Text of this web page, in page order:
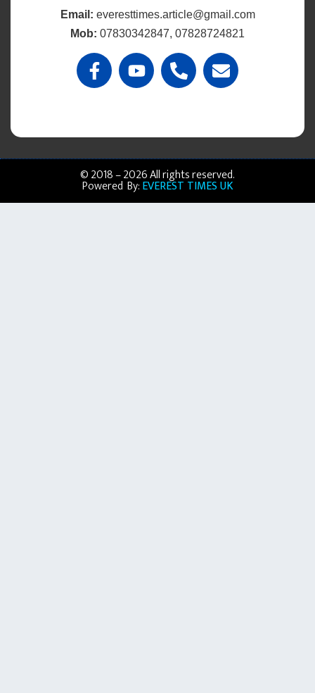
Email: everesttimes.article@gmail.com
Mob: 07830342847, 07828724821
© 2018 – 2026 All rights reserved.
Powered By:EVEREST TIMES UK